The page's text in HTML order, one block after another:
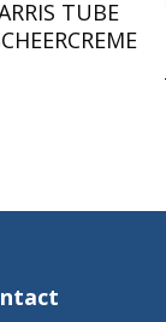
TUBE